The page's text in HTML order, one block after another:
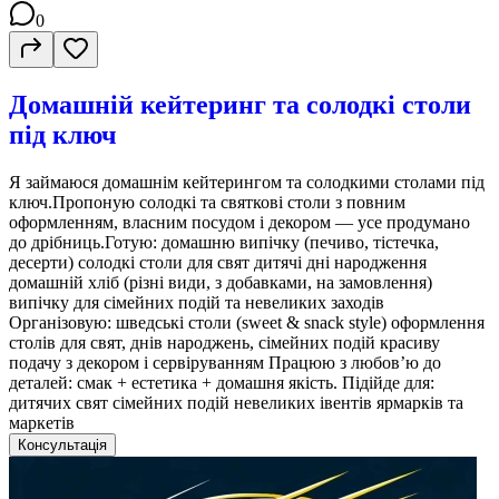
0
Домашній кейтеринг та солодкі столи
під ключ
Я займаюся домашнім кейтерингом та солодкими столами під
ключ.Пропоную солодкі та святкові столи з повним
оформленням, власним посудом і декором — усе продумано
до дрібниць.Готую: домашню випічку (печиво, тістечка,
десерти) солодкі столи для свят дитячі дні народження
домашній хліб (різні види, з добавками, на замовлення)
випічку для сімейних подій та невеликих заходів
Організовую: шведські столи (sweet & snack style) оформлення
столів для свят, днів народжень, сімейних подій красиву
подачу з декором і сервіруванням Працюю з любов’ю до
деталей: смак + естетика + домашня якість. Підійде для:
дитячих свят сімейних подій невеликих івентів ярмарків та
маркетів
Консультація